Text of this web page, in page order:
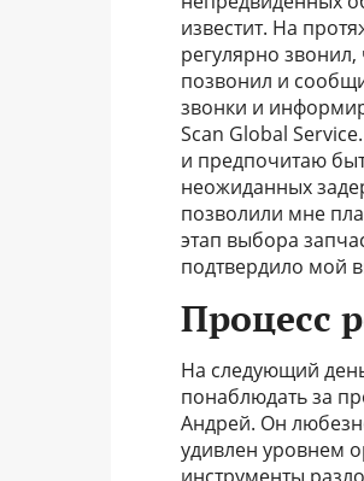
известит. На
регулярно
позвонил и
звонки и
Scan Global
и предпочитаю
неожиданных
позволили мне
этап выбора
подтвердило мой
Процесс
На следующий
понаблюдать за
Андрей. Он
удивлен уровнем